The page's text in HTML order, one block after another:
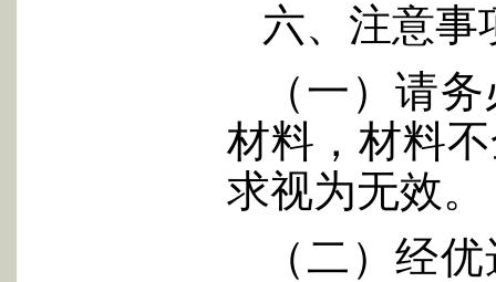
六、注意事
（一）请
材料，材料
求视为无效。
（二）经